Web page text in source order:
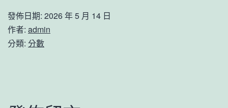
發佈日期: 2026 年 5 月 14 日
作者: admin
分類: 分數